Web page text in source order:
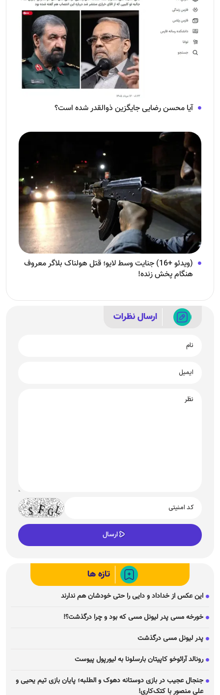
آیا محسن رضایی جایگزین ذوالقدر شده است؟
(ویدئو +16) جنایت وسط لایو؛ قتل هولناک بلاگر معروف
هنگام پخش زنده!
ارسال نظرات
تازه ها
این عکس از خداداد و دایی را حتی خودشان هم ندارند
خورخه مسی پدر لیونل مسی که بود و چرا درگذشت؟!
پدر لیونل مسی درگذشت
رونالد آرائوخو کاپیتان بارسلونا به لیورپول پیوست
جنجال عجیب در بازی دوستانه دهوک و الطلبه؛ پایان بازی تیم یحیی و
علی منصور با کتک‌کاری!